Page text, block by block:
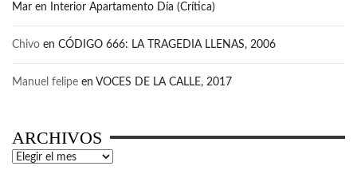
Mar en Interior Apartamento Día (Crítica)
Chivo en CÓDIGO 666: LA TRAGEDIA LLENAS, 2006
Manuel felipe en VOCES DE LA CALLE, 2017
ARCHIVOS
Archivos